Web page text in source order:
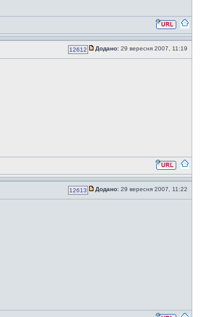
12612 Додано: 29 вересня 2007, 11:19
12613 Додано: 29 вересня 2007, 11:22